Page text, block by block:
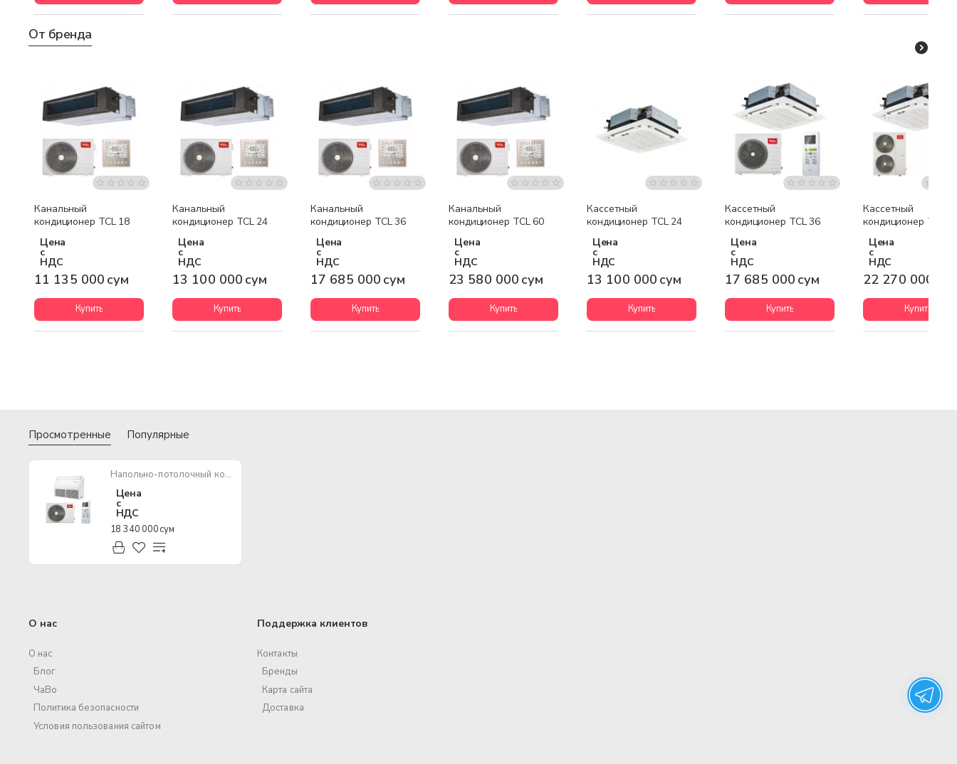
От бренда
Бесплатная доставка
Канальный
кондиционер TCL 18
Цена
с
НДС
11 135 000 сум
Купить
Бесплатная доставка
Канальный
кондиционер TCL 24
Цена
с
НДС
13 100 000 сум
Купить
Бесплатная доставка
Канальный
кондиционер TCL 36
Цена
с
НДС
17 685 000 сум
Купить
Бесплатная доставка
Канальный
кондиционер TCL 60
Цена
с
НДС
23 580 000 сум
Купить
Бесплатная доставка
Кассетный
кондиционер TCL 24
Цена
с
НДС
13 100 000 сум
Купить
Бесплатная доставка
Кассетный
кондиционер TCL 36
Цена
с
НДС
17 685 000 сум
Купить
Бесплатная доставка
Кассетный
кондиционер TCL
Цена
с
НДС
22 270 000
Купить
Просмотренные Популярные
Напольно-потолочный кондиционер TCL 36
Цена
с
НДС
18 340 000 сум
О нас
О нас
Блог
ЧаВо
Политика безопасности
Условия пользования сайтом
Поддержка клиентов
Контакты
Бренды
Карта сайта
Доставка